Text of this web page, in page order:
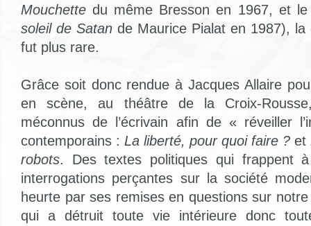
Mouchette du même Bresson en 1967, et
soleil de Satan de Maurice Pialat en 1987), la
fut plus rare.
Grâce soit donc rendue à Jacques Allaire
en scène, au théâtre de la Croix-
méconnus de l’écrivain afin de « réveiller
contemporains : La liberté, pour quoi faire ? et
robots. Des textes politiques qui frappent
interrogations perçantes sur la société
heurte par ses remises en questions sur
qui a détruit toute vie intérieure donc